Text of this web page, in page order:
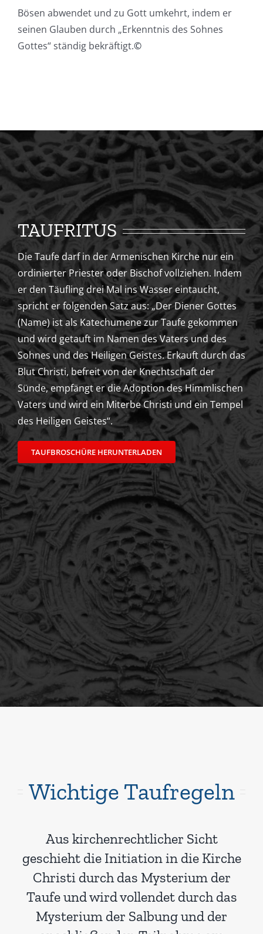
Bösen abwendet und zu Gott umkehrt, indem er
seinen Glauben durch „Erkenntnis des Sohnes
Gottes“ ständig bekräftigt.©
TAUFRITUS
Die Taufe darf in der Armenischen Kirche nur ein
ordinierter Priester oder Bischof vollziehen. Indem
er den Täufling drei Mal ins Wasser eintaucht,
spricht er folgenden Satz aus: „Der Diener Gottes
(Name) ist als Katechumene zur Taufe gekommen
und wird getauft im Namen des Vaters und des
Sohnes und des Heiligen Geistes. Erkauft durch das
Blut Christi, befreit von der Knechtschaft der
Sünde, empfängt er die Adoption des Himmlischen
Vaters und wird ein Miterbe Christi und ein Tempel
des Heiligen Geistes“.
TAUFBROSCHÜRE HERUNTERLADEN
Wichtige Taufregeln
Aus kirchenrechtlicher Sicht
geschieht die Initiation in die Kirche
Christi durch das Mysterium der
Taufe und wird vollendet durch das
Mysterium der Salbung und der